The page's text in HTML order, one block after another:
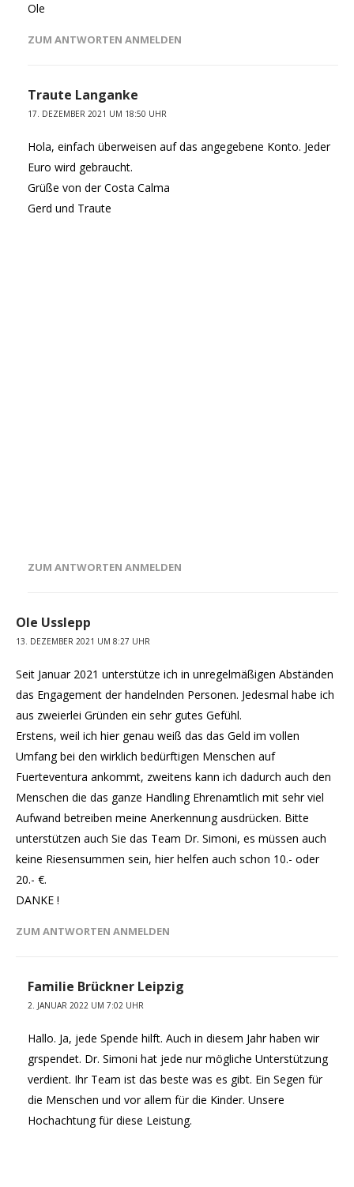
Ole
ZUM ANTWORTEN ANMELDEN
Traute Langanke
17. DEZEMBER 2021 UM 18:50 UHR
Hola, einfach überweisen auf das angegebene Konto. Jeder
Euro wird gebraucht.
Grüße von der Costa Calma
Gerd und Traute
ZUM ANTWORTEN ANMELDEN
Ole Usslepp
13. DEZEMBER 2021 UM 8:27 UHR
Seit Januar 2021 unterstütze ich in unregelmäßigen Abständen
das Engagement der handelnden Personen. Jedesmal habe ich
aus zweierlei Gründen ein sehr gutes Gefühl.
Erstens, weil ich hier genau weiß das das Geld im vollen
Umfang bei den wirklich bedürftigen Menschen auf
Fuerteventura ankommt, zweitens kann ich dadurch auch den
Menschen die das ganze Handling Ehrenamtlich mit sehr viel
Aufwand betreiben meine Anerkennung ausdrücken. Bitte
unterstützen auch Sie das Team Dr. Simoni, es müssen auch
keine Riesensummen sein, hier helfen auch schon 10.- oder
20.- €.
DANKE !
ZUM ANTWORTEN ANMELDEN
Familie Brückner Leipzig
2. JANUAR 2022 UM 7:02 UHR
Hallo. Ja, jede Spende hilft. Auch in diesem Jahr haben wir
grspendet. Dr. Simoni hat jede nur mögliche Unterstützung
verdient. Ihr Team ist das beste was es gibt. Ein Segen für
die Menschen und vor allem für die Kinder. Unsere
Hochachtung für diese Leistung.